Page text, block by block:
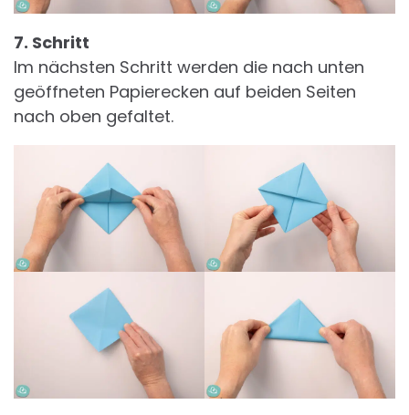
7. Schritt
Im nächsten Schritt werden die nach unten
geöffneten Papierecken auf beiden Seiten
nach oben gefaltet.